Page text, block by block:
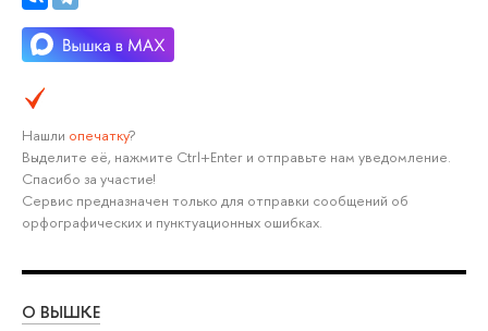
Нашли опечатку?
Выделите её, нажмите Ctrl+Enter и отправьте нам уведомление.
Спасибо за участие!
Сервис предназначен только для отправки сообщений об
орфографических и пунктуационных ошибках.
О ВЫШКЕ